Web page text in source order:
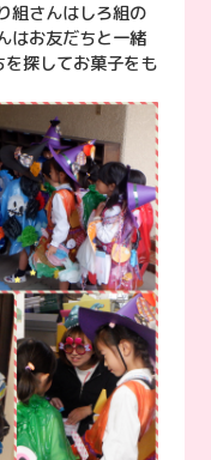
組さんはしろ組の
はお友だちと一緒
探してお菓子をも